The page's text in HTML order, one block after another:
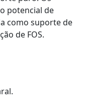
potencial de
como suporte de
de FOS.